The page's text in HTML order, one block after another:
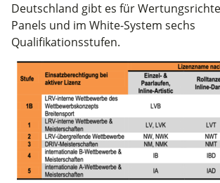
Deutschland gibt es für
Panels und im White-System sechs
Qualifikationsstufen.